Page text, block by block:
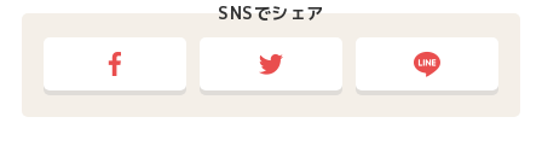
SNSでシェア